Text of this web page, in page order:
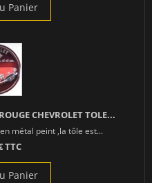
Panier
CHEVROLET TOLE...
métal peint ,la tôle est...
TTC
Panier